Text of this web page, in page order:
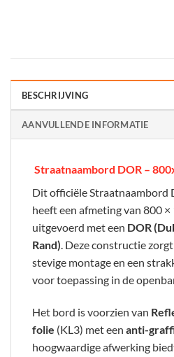
BESCHRIJVING
AANVULLENDE INFORMATIE
Straatnaambord DOR –
Dit officiële Straatnaambord
heeft een afmeting van 800 ×
uitgevoerd met een DOR
Rand). Deze constructie
stevige montage en een
voor toepassing in de
Het bord is voorzien van
folie (KL3) met een anti-
hoogwaardige afwerking